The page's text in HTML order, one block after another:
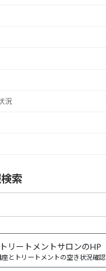
況
索
トリートメントサロンのHP
座とトリートメントの空き状況確認